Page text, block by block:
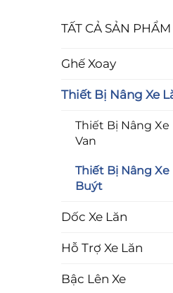
TẤT CẢ SẢN PHẨM
Ghế Xoay
Thiết Bị Nâng Xe
Thiết Bị Nâng Xe
Van
Thiết Bị Nâng Xe
Buýt
Dốc Xe Lăn
Hỗ Trợ Xe Lăn
Bậc Lên Xe